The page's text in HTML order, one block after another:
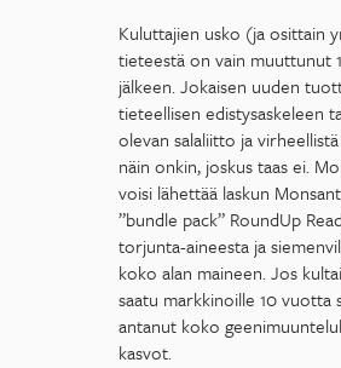
Kuluttajien usko (ja osittain
tieteestä on vain muuttunut
jälkeen. Jokaisen uuden
tieteellisen edistysaskeleen
olevan salaliitto ja
näin onkin, joskus taas ei.
voisi lähettää laskun
”bundle pack” RoundUp
torjunta-aineesta ja
koko alan maineen. Jos
saatu markkinoille 10 vuotta
antanut koko
kasvot.